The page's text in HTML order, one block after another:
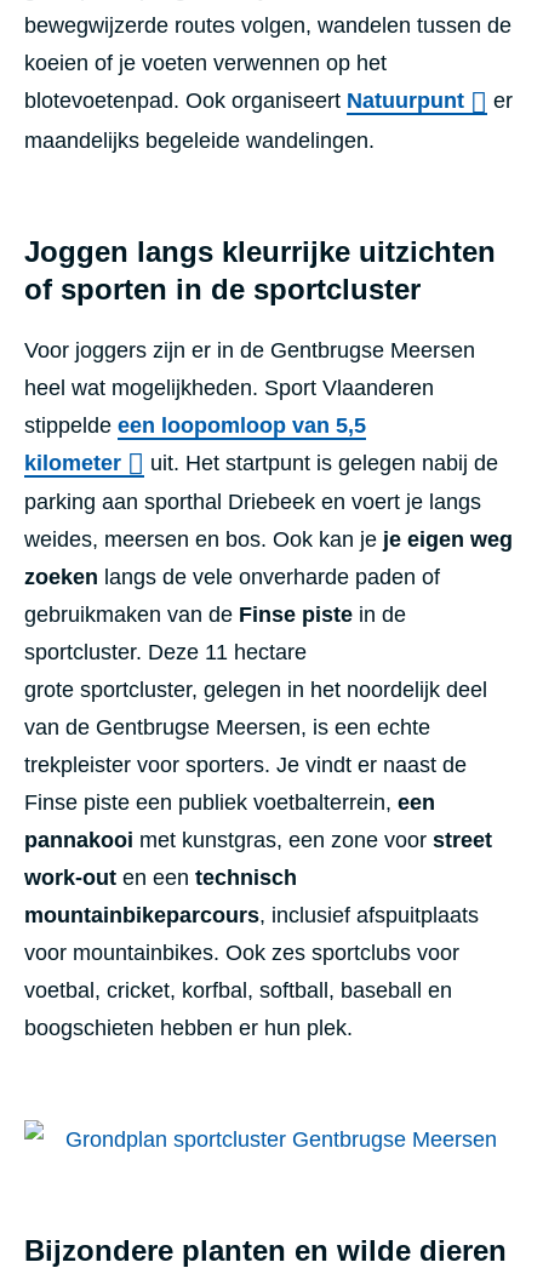
bewegwijzerde routes volgen, wandelen tussen de
koeien of je voeten verwennen op het
blotevoetenpad. Ook organiseert Natuurpunt
er
maandelijks begeleide wandelingen.
Joggen langs kleurrijke uitzichten
of sporten in de sportcluster
Voor joggers zijn er in de Gentbrugse Meersen
heel wat mogelijkheden. Sport Vlaanderen
stippelde een loopomloop van 5,5
kilometer
uit. Het startpunt is gelegen nabij de
parking aan sporthal Driebeek en voert je langs
weides, meersen en bos. Ook kan je je eigen weg
zoeken langs de vele onverharde paden of
gebruikmaken van de Finse piste in de
sportcluster. Deze 11 hectare
grote sportcluster, gelegen in het noordelijk deel
van de Gentbrugse Meersen, is een echte
trekpleister voor sporters. Je vindt er naast de
Finse piste een publiek voetbalterrein, een
pannakooi met kunstgras, een zone voor street
work-out en een technisch
mountainbikeparcours, inclusief afspuitplaats
voor mountainbikes. Ook zes sportclubs voor
voetbal, cricket, korfbal, softball, baseball en
boogschieten hebben er hun plek.
Bijzondere planten en wilde dieren